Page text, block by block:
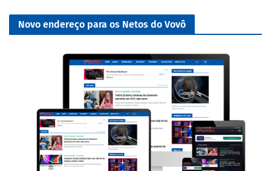
Novo endereço para os Netos do Vovô